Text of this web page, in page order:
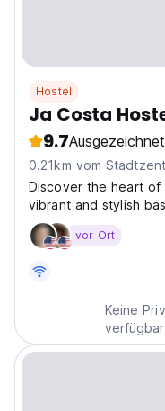
Hostel
Ja Costa
9.7Ausgezeichnet
0.21km vom
Discover the heart of
vibrant and stylish
Kiếm district at 8
essence ofvor Ort
Keine
verfügbar